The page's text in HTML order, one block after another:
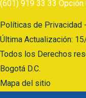
(601) 919 33 33
Políticas de Privacidad
Última Actualización:
Todos los Derechos
Bogotá D.C.
Mapa del sitio